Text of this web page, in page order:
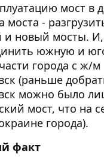
мост в
моста -
и новый мосты.
южную и
города с ж/м
(раньше
можно было
мост, что на
города).
факт